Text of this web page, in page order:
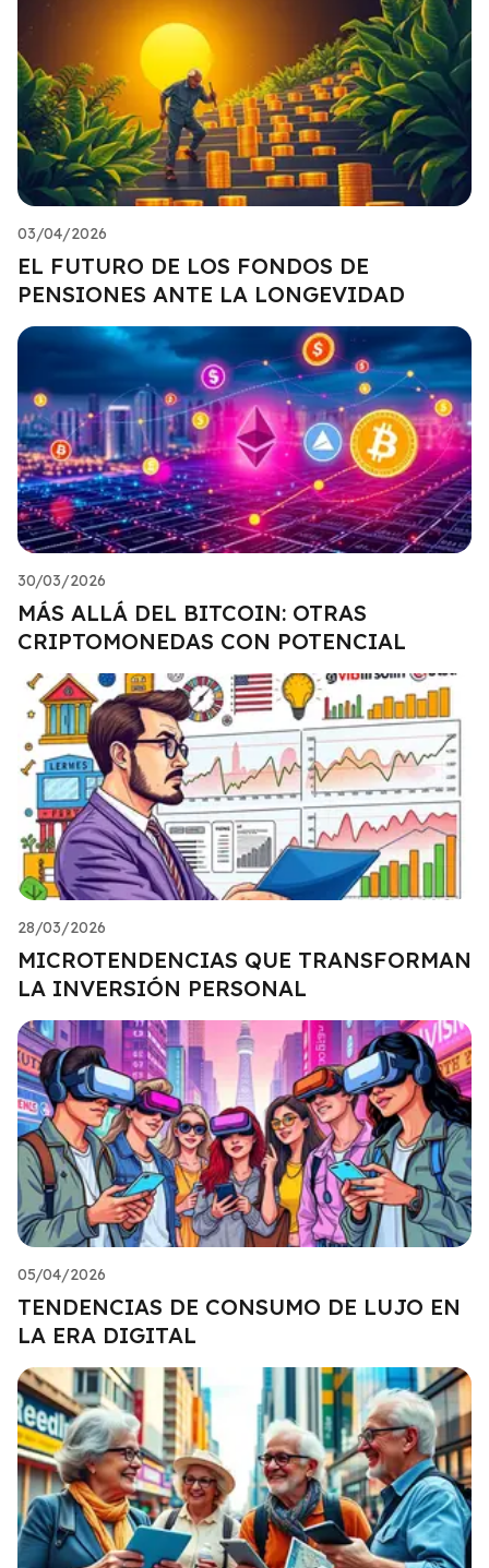
03/04/2026
EL FUTURO DE LOS FONDOS DE
PENSIONES ANTE LA LONGEVIDAD
30/03/2026
MÁS ALLÁ DEL BITCOIN: OTRAS
CRIPTOMONEDAS CON POTENCIAL
28/03/2026
MICROTENDENCIAS QUE TRANSFORMAN
LA INVERSIÓN PERSONAL
05/04/2026
TENDENCIAS DE CONSUMO DE LUJO EN
LA ERA DIGITAL